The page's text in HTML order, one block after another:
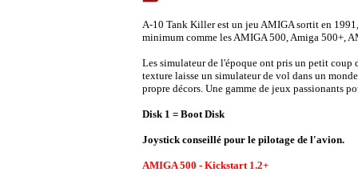
A-10 Tank Killer est un jeu AMIGA sortit en
minimum comme les AMIGA 500, Amiga 500+,
Les simulateur de l'époque ont pris un petit
texture laisse un simulateur de vol dans un
propre décors. Une gamme de jeux passionants
Disk 1 = Boot Disk
Joystick conseillé pour le pilotage de l'avion.
AMIGA 500 - Kickstart 1.2+